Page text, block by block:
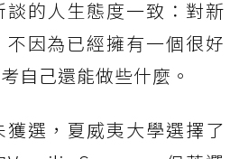
的人生態度一致：對新
因為已經擁有一個很好
自己還能做些什麼。
選，夏威夷大學選擇了